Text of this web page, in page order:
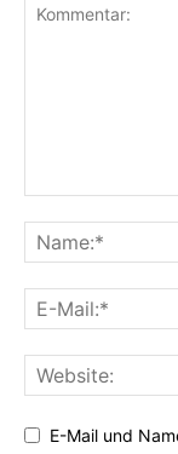
E-Mail und